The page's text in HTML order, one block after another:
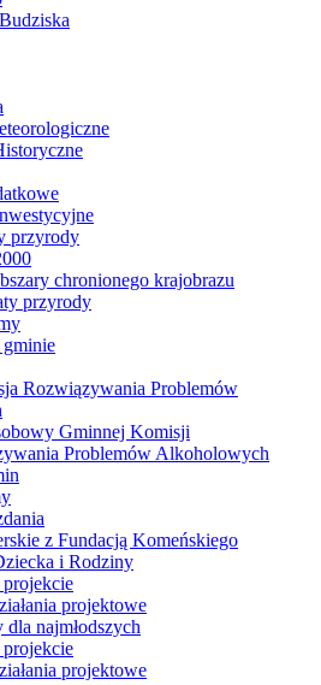
przyrody
chronionego krajobrazu
przyrody
Rozwiązywania Problemów
Gminnej Komisji
Problemów Alkoholowych
z Fundacją Komeńskiego
i Rodziny
projektowe
dla najmłodszych
projektowe